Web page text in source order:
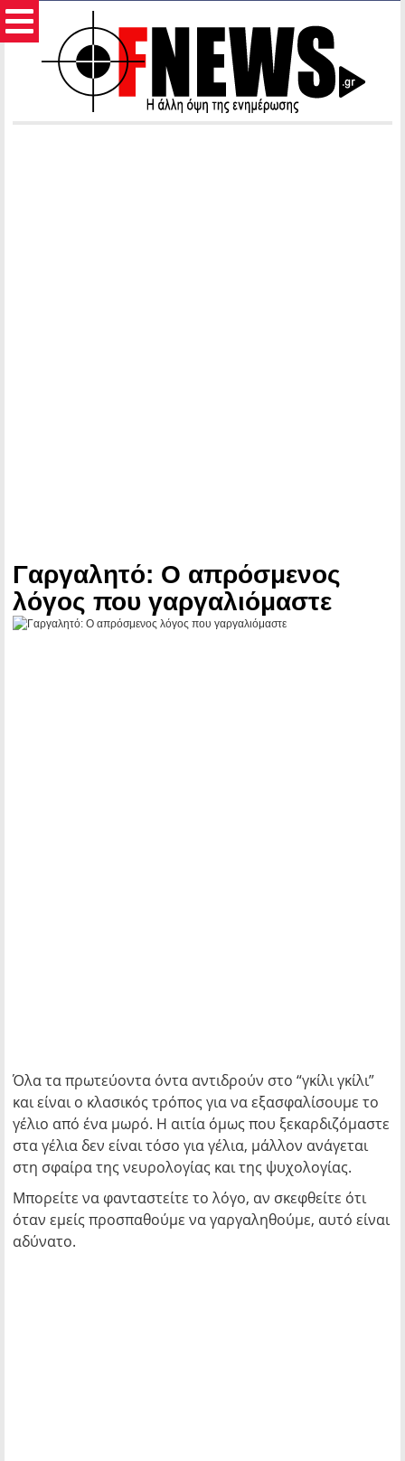
Γαργαλητό: Ο απρόσμενος
λόγος που γαργαλιόμαστε
Όλα τα πρωτεύοντα όντα αντιδρούν στο “γκίλι γκίλι”
και είναι ο κλασικός τρόπος για να εξασφαλίσουμε το
γέλιο από ένα μωρό. Η αιτία όμως που ξεκαρδιζόμαστε
στα γέλια δεν είναι τόσο για γέλια, μάλλον ανάγεται
στη σφαίρα της νευρολογίας και της ψυχολογίας.
Μπορείτε να φανταστείτε το λόγο, αν σκεφθείτε ότι
όταν εμείς προσπαθούμε να γαργαληθούμε, αυτό είναι
αδύνατο.